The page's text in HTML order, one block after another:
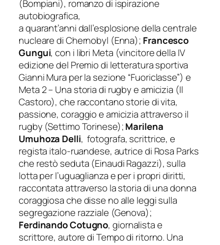
(Bompiani), romanzo di ispirazione
autobiografica,
a quarant’anni dall’esplosione della centrale
nucleare di Chernobyl (Enna); Francesco
Gungui, con i libri Meta (vincitore della IV
edizione del Premio di letteratura sportiva
Gianni Mura per la sezione “Fuoriclasse”) e
Meta 2 – Una storia di rugby e amicizia (Il
Castoro), che raccontano storie di vita,
passione, coraggio e amicizia attraverso il
rugby (Settimo Torinese);Marilena
Umuhoza Delli, fotografa, scrittrice, e
regista italo-ruandese, autrice di Rosa Parks
che restò seduta (Einaudi Ragazzi), sulla
lotta per l’uguaglianza e per i propri diritti,
raccontata attraverso la storia di una donna
coraggiosa che disse no alle leggi sulla
segregazione razziale (Genova);
Ferdinando Cotugno, giornalista e
scrittore, autore diTempo di ritorno. Una